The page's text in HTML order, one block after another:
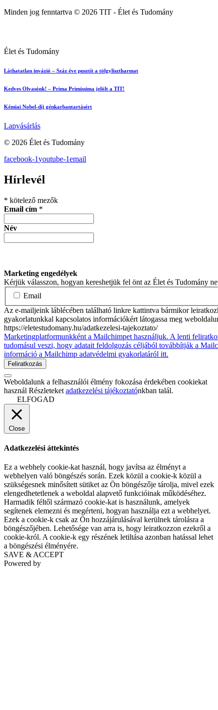
Minden jog fenntartva © 2026 TIT - Élet és Tudomány
Élet és Tudomány
Láthatatlan invázió – Száz éve pusztít a tölgylisztharmat
Kedves Olvasónk! – Prima Primissima jelölt a TIT!
Kémiai Nobel-díj génkarbantartásért
Lapvásárlás
© 2026 Élet és Tudomány
facebook-1youtube-1email
Hírlevél
* kötelező mezők
Email cím *
Név
Marketing engedélyek
Kérjük válasszon, hogyan kereshetjük fel önt az Élet és Tudomány
Email
Az e-mailjeink láblécében található linkre kattintva bármikor
gyakorlatunkkal kapcsolatos információkért látogassa meg
https://eletestudomany.hu/adatkezelesi-tajekoztato/
Marketingplatformunkként a Mailchimpet használjuk. A lenti
tudomásul veszi, hogy adatait feldolgozás céljából továbbítják a
információ a Mailchimp adatvédelmi gyakorlatáról itt.
Weboldalunk a felhasználói élmény fokozása érdekében cookiekat
használ Részleteket adatkezelési tájékoztatónkban talál.
ELFOGAD
Close
Adatkezelési áttekintés
Ez a webhely cookie-kat használ, hogy javítsa az élményt a
webhelyen való böngészés során. Ezek közül a cookie-k közül a
szükségesnek minősített sütiket az Ön böngészője tárolja, mivel ezek
elengedhetetlenek a weboldal alapvető funkcióinak működéséhez.
Harmadik féltől származó cookie-kat is használunk, amelyek
segítenek elemezni és megérteni, hogyan használja ezt a webhelyet.
Ezek a cookie-k csak az Ön hozzájárulásával kerülnek tárolásra a
böngészőjében. Lehetősége van arra is, hogy leiratkozzon ezekről a
cookie-król. A cookie-k egy részének letiltása azonban hatással lehet
a böngészési élményére.
SAVE & ACCEPT
Powered by